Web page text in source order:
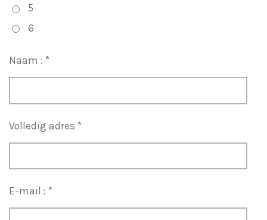
5
6
Naam : *
Volledig adres *
E-mail : *